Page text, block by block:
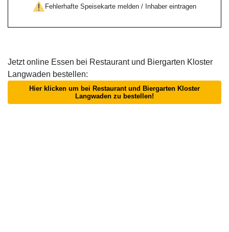
Fehlerhafte Speisekarte melden / Inhaber eintragen
Jetzt online Essen bei Restaurant und Biergarten Kloster
Langwaden bestellen:
Hier klicken um bei Restaurant und Biergarten Kloster
Langwaden zu bestellen!